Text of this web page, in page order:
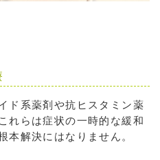
ド系薬剤や抗ヒスタミン薬
れらは症状の一時的な緩和
本解決にはなりません。